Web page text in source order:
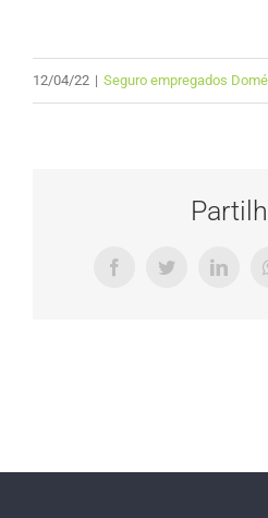
12/04/22 | Seguro empregados
FacebookTwitter